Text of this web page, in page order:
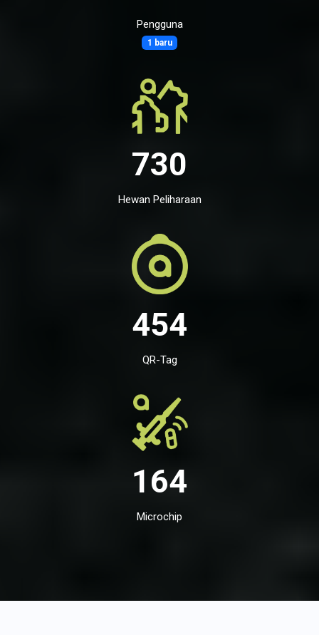
Pengguna
1 baru
730
Hewan Peliharaan
454
QR-Tag
164
Microchip